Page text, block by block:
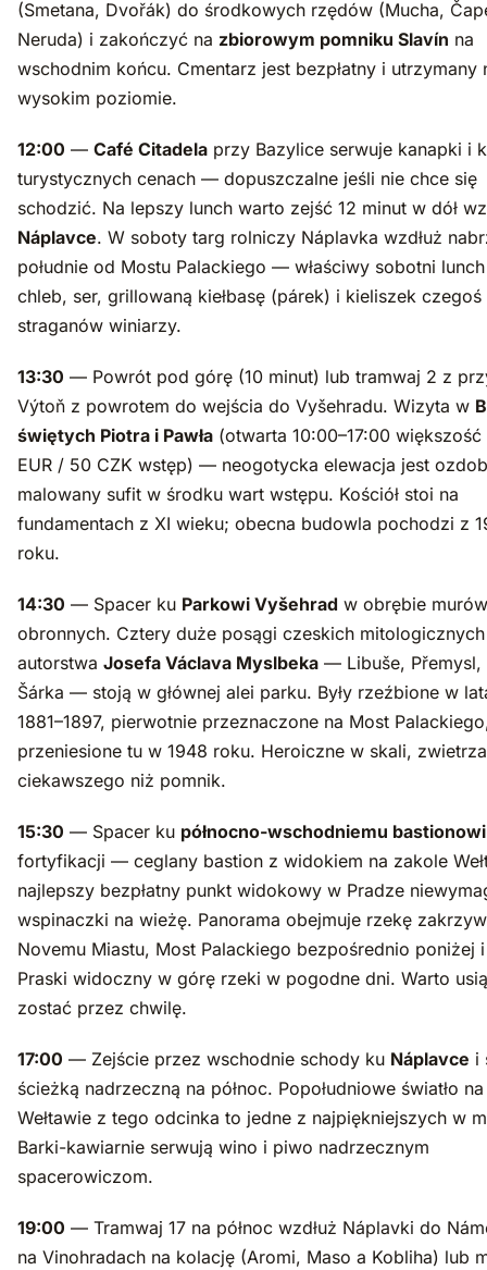
(Smetana, Dvořák) do środkowych rzędów (Mucha,
Neruda) i zakończyć na zbiorowym pomniku Slavín na
wschodnim końcu. Cmentarz jest bezpłatny i utrzymany
wysokim poziomie.
12:00 — Café Citadela przy Bazylice serwuje kanapki i
turystycznych cenach — dopuszczalne jeśli nie chce się
schodzić. Na lepszy lunch warto zejść 12 minut w dół
Náplavce. W soboty targ rolniczy Náplavka wzdłuż
południe od Mostu Palackiego — właściwy sobotni lunch
chleb, ser, grillowaną kiełbasę (párek) i kieliszek czegoś
straganów winiarzy.
13:30 — Powrót pod górę (10 minut) lub tramwaj 2 z
Výtoň z powrotem do wejścia do Vyšehradu. Wizyta w
świętych Piotra i Pawła (otwarta 10:00–17:00
EUR / 50 CZK wstęp) — neogotycka elewacja jest
malowany sufit w środku wart wstępu. Kościół stoi na
fundamentach z XI wieku; obecna budowla pochodzi z
roku.
14:30 — Spacer ku Parkowi Vyšehrad w obrębie murów
obronnych. Cztery duże posągi czeskich
autorstwa Josefa Václava Myslbeka — Libuše, Přemysl,
Šárka — stoją w głównej alei parku. Były rzeźbione w
1881–1897, pierwotnie przeznaczone na Most
przeniesione tu w 1948 roku. Heroiczne w skali,
ciekawszego niż pomnik.
15:30 — Spacer ku północno-wschodniemu bastionowi
fortyfikacji — ceglany bastion z widokiem na zakole
najlepszy bezpłatny punkt widokowy w Pradze
wspinaczki na wieżę. Panorama obejmuje rzekę
Novemu Miastu, Most Palackiego bezpośrednio poniżej
Praski widoczny w górę rzeki w pogodne dni. Warto
zostać przez chwilę.
17:00 — Zejście przez wschodnie schody ku Náplavce i
ścieżką nadrzeczną na północ. Popołudniowe światło na
Wełtawie z tego odcinka to jedne z najpiękniejszych w
Barki-kawiarnie serwują wino i piwo nadrzecznym
spacerowiczom.
19:00 — Tramwaj 17 na północ wzdłuż Náplavki do
na Vinohradach na kolację (Aromi, Maso a Kobliha) lub